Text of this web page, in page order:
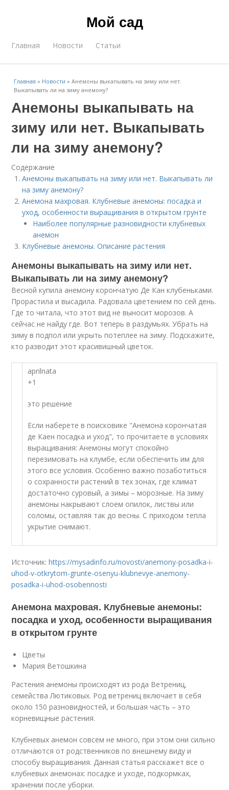
Мой сад
Главная Новости Статьи
Главная » Новости »Анемоны выкапывать на зиму или нет.
Выкапывать ли на зиму анемону?
Анемоны выкапывать на
зиму или нет. Выкапывать
ли на зиму анемону?
Содержание
Анемоны выкапывать на зиму или нет. Выкапывать ли
на зиму анемону?
Анемона махровая. Клубневые анемоны: посадка и
уход, особенности выращивания в открытом грунте
Наиболее популярные разновидности клубневых
анемон
Клубневые анемоны. Описание растения
Анемоны выкапывать на зиму или нет.
Выкапывать ли на зиму анемону?
Весной купила анемону корончатую Де Кан клубеньками.
Прорастила и высадила. Радовала цветением по сей день.
Где то читала, что этот вид не выносит морозов. А
сейчас не найду где. Вот теперь в раздумьях. Убрать на
зиму в подпол или укрыть потеплее на зиму. Подскажите,
кто разводит этот красивишный цветок.
aprilnata
+1
это решение
Если наберете в поисковике "Анемона корончатая
де Каен посадка и уход", то прочитаете в условиях
выращивания: Анемоны могут спокойно
перезимовать на клумбе, если обеспечить им для
этого все условия. Особенно важно позаботиться
о сохранности растений в тех зонах, где климат
достаточно суровый, а зимы – морозные. На зиму
анемоны накрывают слоем опилок, листвы или
соломы, оставляя так до весны. С приходом тепла
укрытие снимают.
Источник:https://mysadinfo.ru/novosti/anemony-posadka-i-
uhod-v-otkrytom-grunte-osenyu-klubnevye-anemony-
posadka-i-uhod-osobennosti
Анемона махровая. Клубневые анемоны:
посадка и уход, особенности выращивания
в открытом грунте
Цветы
Мария Ветошкина
Растения анемоны происходят из рода Ветрениц,
семейства Лютиковых. Род ветрениц включает в себя
около 150 разновидностей, и большая часть – это
корневищные растения.
Клубневых анемон совсем не много, при этом они сильно
отличаются от родственников по внешнему виду и
способу выращивания. Данная статья расскажет все о
клубневых анемонах: посадке и уходе, подкормках,
хранении после уборки.